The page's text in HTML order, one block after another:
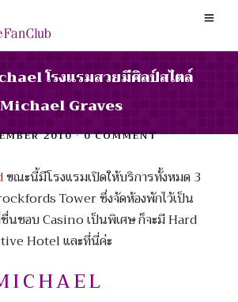
โรงแรมสวยมีศิลป์สไตล์
Michael Graves
2010 •0 COMMENT
ขณะนี้มีโรงแรมเปิดให้บริการทั้งหมด 3
Tower ซึ่งจัดห้องพักไว้เป็น
นชอบ Casino เป็นพิเศษ ก็จะมี Hard
Hotel และที่นี่ค่ะ
I C H A E L